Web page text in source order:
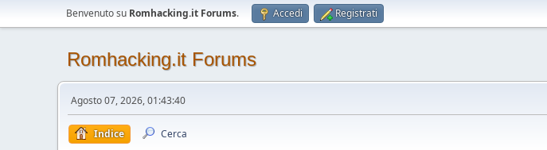
Benvenuto su Romhacking.it Forums. Accedi Registrati
Romhacking.it Forums
Agosto 07, 2026, 01:43:40
Indice Cerca